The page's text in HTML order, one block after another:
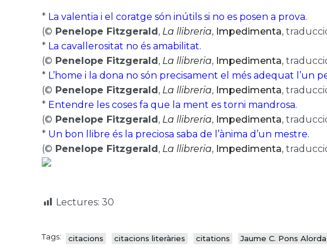
* La valentia i el coratge són inútils si no es posen a prova.
(© Penelope Fitzgerald, La llibreria, Impedimenta,
* La cavallerositat no és amabilitat.
(© Penelope Fitzgerald, La llibreria, Impedimenta,
* L’home i la dona no són precisament el més adequat l’un
(© Penelope Fitzgerald, La llibreria, Impedimenta,
* Entendre les coses fa que la ment es torni mandrosa.
(© Penelope Fitzgerald, La llibreria, Impedimenta,
* Un bon llibre és la preciosa saba de l’ànima d’un mestre.
(© Penelope Fitzgerald, La llibreria, Impedimenta,
Lectures: 30
Tags: citacions citacions literàries citations Jaume C. Pons Alorda